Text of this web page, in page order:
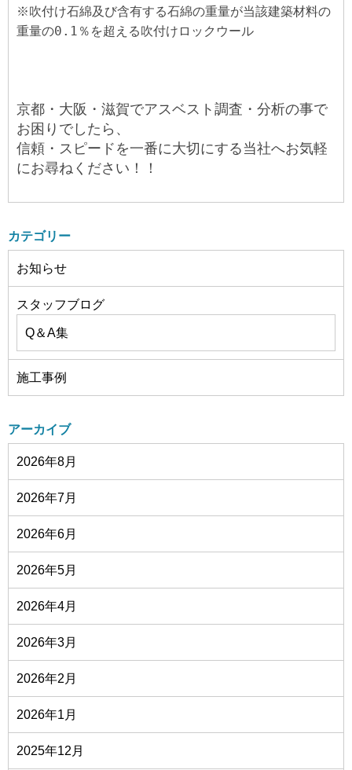
※吹付け石綿及び含有する石綿の重量が当該建築材料の
重量の0.1％を超える吹付けロックウール
京都・大阪・滋賀でアスベスト調査・分析の事で
お困りでしたら、
信頼・スピードを一番に大切にする当社へお気軽
にお尋ねください！！
カテゴリー
お知らせ
スタッフブログ
Q＆A集
施工事例
アーカイブ
2026年8月
2026年7月
2026年6月
2026年5月
2026年4月
2026年3月
2026年2月
2026年1月
2025年12月